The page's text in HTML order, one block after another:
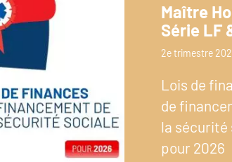
Maître
Série LF
2e trimestre
Lois de
de
la sécurité
pour 2026